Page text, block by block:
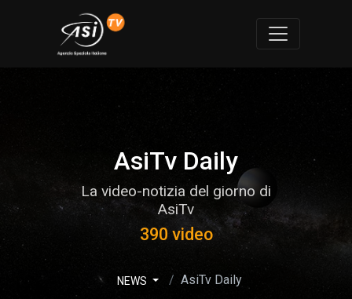
AsiTv Daily
La video-notizia del giorno di
AsiTv
390 video
NEWS AsiTv Daily